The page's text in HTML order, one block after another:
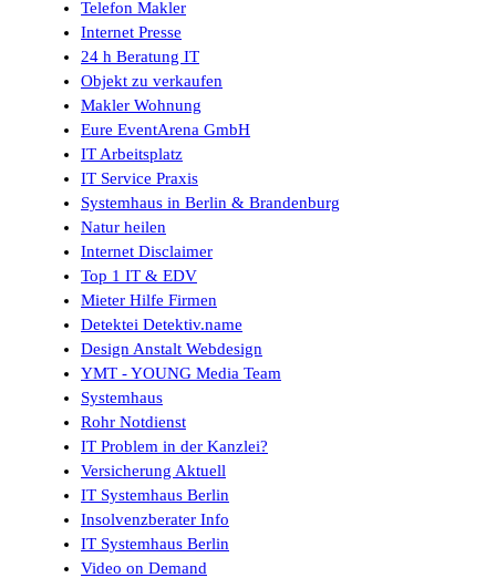
Telefon Makler
Internet Presse
24 h Beratung IT
Objekt zu verkaufen
Makler Wohnung
Eure EventArena GmbH
IT Arbeitsplatz
IT Service Praxis
Systemhaus in Berlin & Brandenburg
Natur heilen
Internet Disclaimer
Top 1 IT & EDV
Mieter Hilfe Firmen
Detektei Detektiv.name
Design Anstalt Webdesign
YMT - YOUNG Media Team
Systemhaus
Rohr Notdienst
IT Problem in der Kanzlei?
Versicherung Aktuell
IT Systemhaus Berlin
Insolvenzberater Info
IT Systemhaus Berlin
Video on Demand